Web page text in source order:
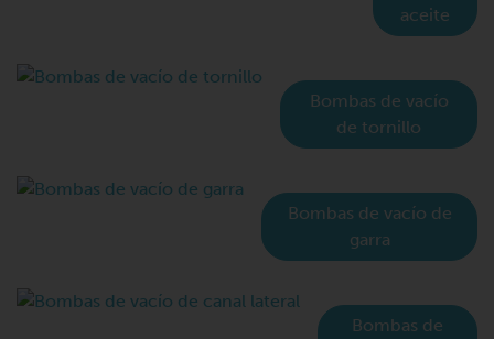
aceite
Bombas de vacío
de tornillo
Bombas de vacío de
garra
Bombas de